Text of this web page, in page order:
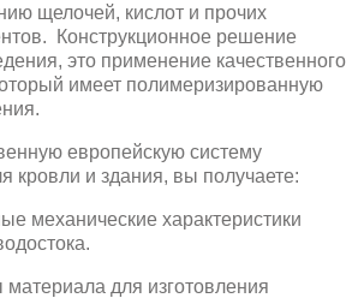
щелочей, кислот и прочих
Конструкционное решение
это применение качественного
имеет полимеризированную
европейскую систему
кровли и здания, вы получаете:
механические характеристики
для изготовления